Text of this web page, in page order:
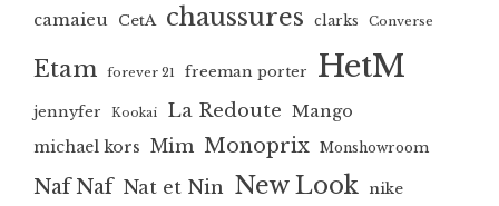
camaieu CetA chaussures clarks Converse
Etam forever 21 freeman porter HetM
jennyfer Kookai La Redoute Mango
michael kors Mim Monoprix Monshowroom
Naf Naf Nat et Nin New Look nike